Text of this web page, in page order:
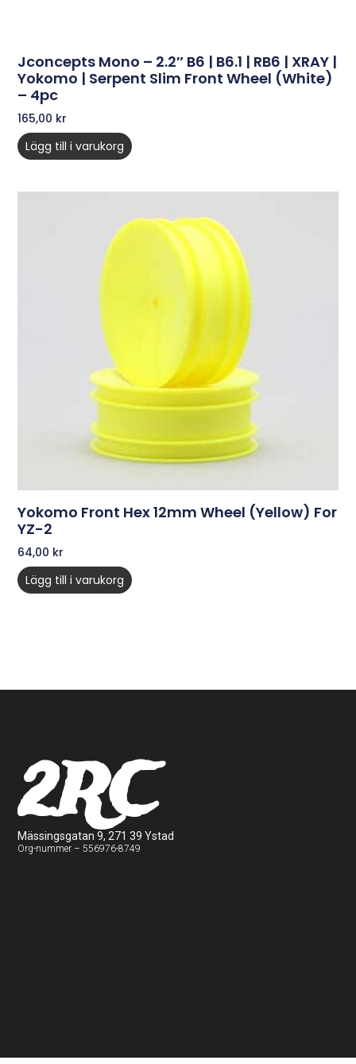
Jconcepts Mono – 2.2″ B6 | B6.1 | RB6 | XRAY |
Yokomo | Serpent Slim Front Wheel (white)
– 4pc
165,00 kr
Lägg till i varukorg
Yokomo Front Hex 12mm Wheel (Yellow) For
YZ-2
64,00 kr
Lägg till i varukorg
2RC
Mässingsgatan 9, 271 39 Ystad
Org-nummer – 556976-8749